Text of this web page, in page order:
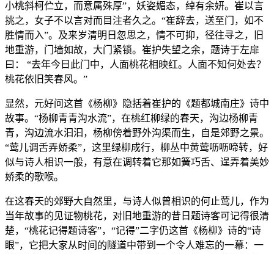
小桃斜柯伫立，而意属殊厚”，妖姿媚态，绰有余妍。崔以言
挑之，女子不以言对而目注者久之。“崔辞去，送至门，如不
胜情而入”。及来岁清明日忽思之，情不可抑，径往寻之，旧
地重游，门墙如故，大门紧锁。崔护失望之余，题诗于左扉
曰： “去年今日此门中，人面桃花相映红。人面不知何处去？
桃花依旧笑春风。”
显然，元好问这首《杨柳》隐括着崔护的《题都城南庄》诗中
故事。“杨柳青青沟水流”，在桃红柳绿的春天，沟边杨柳青
青，沟边流水汩汩，杨柳傍着野外沟渠而生，自是郊野之景。
“莺儿调舌弄娇柔”，这里绿柳成行，柳丛中黄莺呖呖啼转，好
似与诗人相识一般，有意在调转着它那如簧巧舌、逞弄着美妙
娇柔的歌喉。
在这春天的郊野大自然里，与诗人似曾相识的何止莺儿，作为
当年故事的见证物桃花，对旧地重游的昔日题诗客可记得很清
楚，“桃花记得题诗客”，“记得”二字仍这首《杨柳》诗的“诗
眼”，它把大家从时间的隧道中带到一个令人难忘的一幕：一